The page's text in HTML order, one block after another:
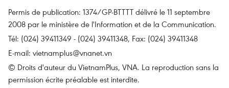
Permis de publication: 1374/GP-BTTTT délivré le 11 septembre
2008 par le ministère de l'Information et de la Communication.
Tél: (024) 39411349 - (024) 39411348, Fax: (024) 39411348
E-mail: vietnamplus@vnanet.vn
© Droits d'auteur du VietnamPlus, VNA. La reproduction sans la
permission écrite préalable est interdite.